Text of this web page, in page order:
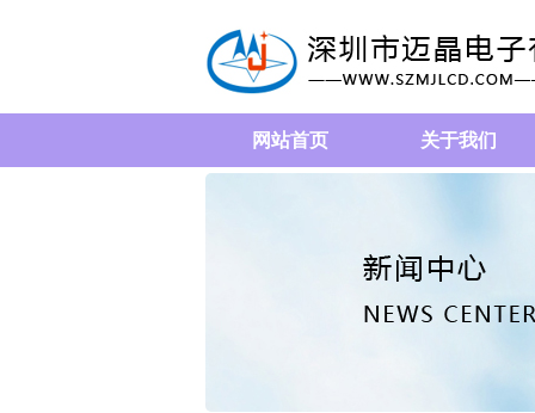
网站首页 关于我们